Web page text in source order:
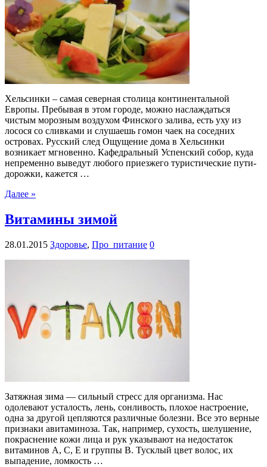
Хельсинки – самая северная столица континентальной
Европы. Пребывая в этом городе, можно наслаждаться
чистым морозным воздухом Финского залива, есть уху из
лосося со сливками и слушаешь гомон чаек на соседних
островах. Русский след Ощущение дома в Хельсинки
возникает мгновенно. Кафедральный Успенский собор, куда
непременно выведут любого приезжего туристические пути-
дорожки, кажется …
Далее »
Витамины зимой
28.01.2015 Здоровье, Про_питание 0
Затяжная зима — сильный стресс для организма. Нас
одолевают усталость, лень, сонливость, плохое настроение,
одна за другой цепляются различные болезни. Все это верные
признаки авитаминоза. Так, например, сухость, шелушение,
покраснение кожи лица и рук указывают на недостаток
витаминов А, С, Е и группы В. Тусклый цвет волос, их
выпадение, ломкость …